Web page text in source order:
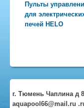
Пульты
для
печей HELO
г. Тюмень Чаплина д
aquapool66@mail.ru